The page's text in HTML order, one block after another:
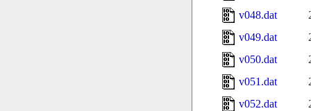
v048.dat
v049.dat
v050.dat
v051.dat
v052.dat